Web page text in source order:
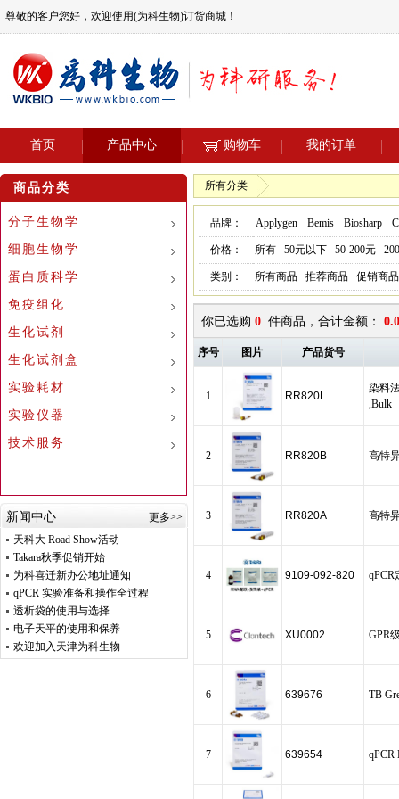
尊敬的客户您好，欢迎使用(为科生物)订货商城！
首页 产品中心 购物车 我的订单
商品分类
分子生物学
细胞生物学
蛋白质科学
免疫组化
生化试剂
生化试剂盒
实验耗材
实验仪器
技术服务
新闻中心
更多>>
天科大 Road Show活动
Takara秋季促销开始
为科喜迁新办公地址通知
qPCR 实验准备和操作全过程
透析袋的使用与选择
电子天平的使用和保养
欢迎加入天津为科生物
所有分类
品牌： Applygen Bemis Biosharp
价格： 所有 50元以下 50-200元
类别： 所有商品 推荐商品 促销商品
你已选购 0 件商品，合计金额：
序号 图片 产品货号
1 RR820L
染料
,Bulk
2 RR820B 高特
3 RR820A 高特
4 9109-092-820 qPCR
5 XU0002 GPR
6 639676 TB
7 639654 qPCR